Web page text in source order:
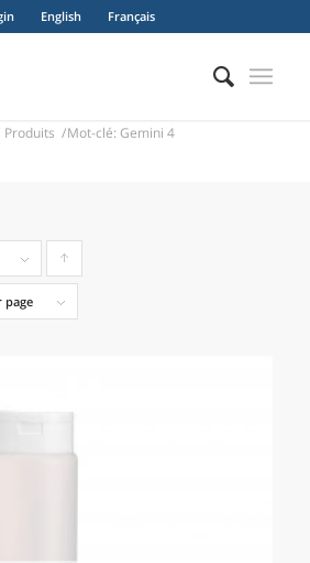
English Français
Produits /Mot-clé: Gemini 4
page